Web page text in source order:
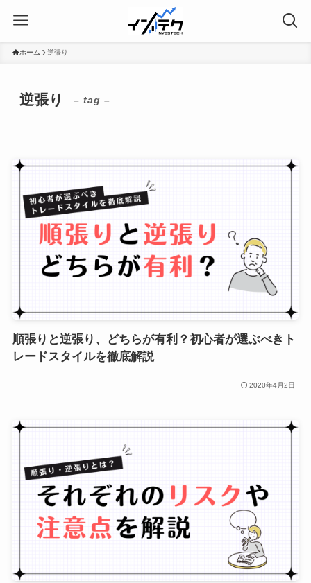
ホーム 逆張り
逆張り – tag –
順張りと逆張り、どちらが有利？初心者が選ぶべきト
レードスタイルを徹底解説
2020年4月2日